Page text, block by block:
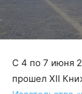
С 4 по 7 июня
прошел XII